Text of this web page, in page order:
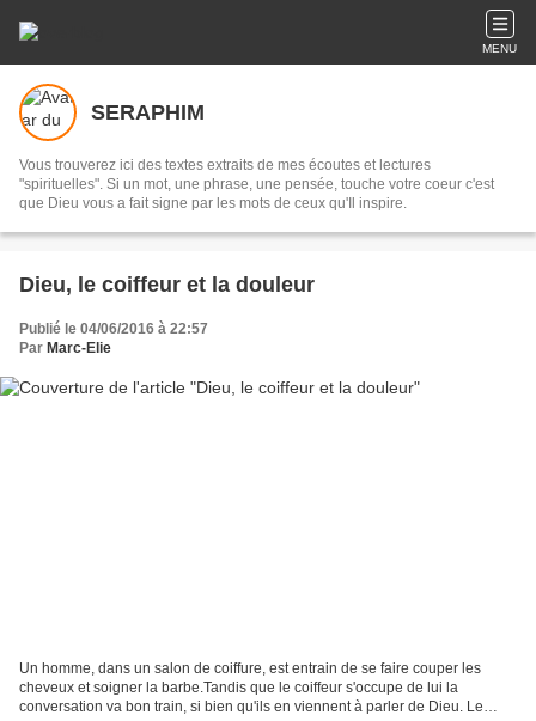
MENU
SERAPHIM
Vous trouverez ici des textes extraits de mes écoutes et lectures
"spirituelles". Si un mot, une phrase, une pensée, touche votre coeur c'est
que Dieu vous a fait signe par les mots de ceux qu'Il inspire.
Dieu, le coiffeur et la douleur
Publié le 04/06/2016 à 22:57
Par Marc-Elie
Un homme, dans un salon de coiffure, est entrain de se faire couper les
cheveux et soigner la barbe.Tandis que le coiffeur s'occupe de lui la
conversation va bon train, si bien qu'ils en viennent à parler de Dieu. Le